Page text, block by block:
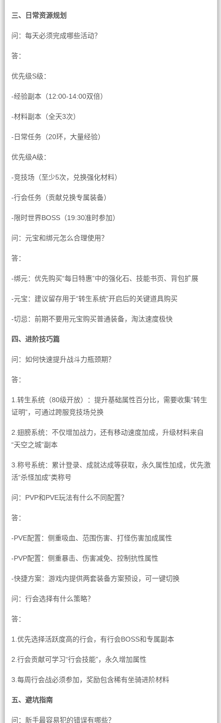
三、日常资源规划
问：每天必须完成哪些活动？
答：
优先级S级：
-经验副本（12:00-14:00双倍）
-材料副本（全天3次）
-日常任务（20环，大量经验）
优先级A级：
-竞技场（至少5次，兑换强化材料）
-行会任务（贡献兑换专属装备）
-限时世界BOSS（19:30准时参加）
问：元宝和绑元怎么合理使用？
答：
-绑元：优先购买“每日特惠”中的强化石、技能书页、背包扩展
-元宝：建议留存用于“转生系统”开启后的关键道具购买
-切忌：前期不要用元宝购买普通装备，淘汰速度极快
四、进阶技巧篇
问：如何快速提升战斗力瓶颈期？
答：
1.转生系统（80级开放）：提升基础属性百分比，需要收集“转生
证明”，可通过跨服竞技场兑换
2.翅膀系统：不仅增加战力，还有移动速度加成，升级材料来自
“天空之城”副本
3.称号系统：累计登录、成就达成等获取，永久属性加成，优先激
活“杀怪加成”类称号
问：PVP和PVE玩法有什么不同配置？
答：
-PVE配置：侧重吸血、范围伤害、打怪伤害加成属性
-PVP配置：侧重暴击、伤害减免、控制抗性属性
-快捷方案：游戏内提供两套装备方案预设，可一键切换
问：行会选择有什么策略？
答：
1.优先选择活跃度高的行会，有行会BOSS和专属副本
2.行会贡献可学习“行会技能”，永久增加属性
3.每周行会战必须参加，奖励包含稀有坐骑进阶材料
五、避坑指南
问：新手最容易犯的错误有哪些？